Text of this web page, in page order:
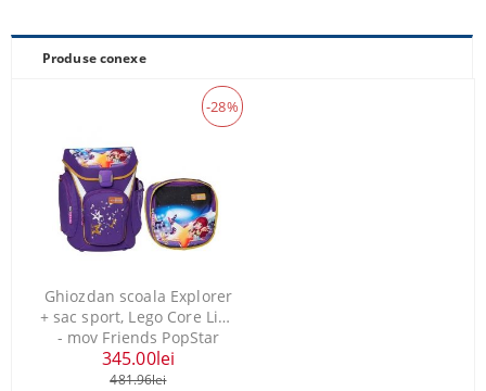
Produse conexe
Ghiozdan scoala Explorer
+ sac sport, Lego Core Line
- mov Friends PopStar
-28%
345.00lei
481.96lei